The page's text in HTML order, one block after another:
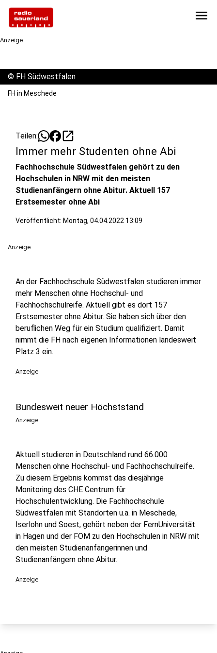
menu
Anzeige
© FH Südwestfalen
FH in Meschede
Teilen: open_in_new
Immer mehr Studenten ohne Abi
Fachhochschule Südwestfalen gehört zu den
Hochschulen in NRW mit den meisten
Studienanfängern ohne Abitur. Aktuell 157
Erstsemester ohne Abi
Veröffentlicht: Montag, 04.04.2022 13:09
Anzeige
An der Fachhochschule Südwestfalen studieren immer
mehr Menschen ohne Hochschul- und
Fachhochschulreife. Aktuell gibt es dort 157
Erstsemester ohne Abitur. Sie haben sich über den
beruflichen Weg für ein Studium qualifiziert. Damit
nimmt die FH nach eigenen Informationen landesweit
Platz 3 ein.
Anzeige
Bundesweit neuer Höchststand
Anzeige
Aktuell studieren in Deutschland rund 66.000
Menschen ohne Hochschul- und Fachhochschulreife.
Zu diesem Ergebnis kommst das diesjährige
Monitoring des CHE Centrum für
Hochschulentwicklung. Die Fachhochschule
Südwestfalen mit Standorten u.a. in Meschede,
Iserlohn und Soest, gehört neben der FernUniversität
in Hagen und der FOM zu den Hochschulen in NRW mit
den meisten Studienanfängerinnen und
Studienanfängern ohne Abitur.
Anzeige